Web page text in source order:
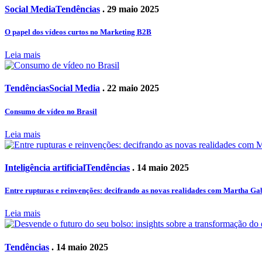
Social MediaTendências . 29 maio 2025
O papel dos vídeos curtos no Marketing B2B
Leia mais
TendênciasSocial Media . 22 maio 2025
Consumo de vídeo no Brasil
Leia mais
Inteligência artificialTendências . 14 maio 2025
Entre rupturas e reinvenções: decifrando as novas realidades com Martha
Leia mais
Tendências . 14 maio 2025